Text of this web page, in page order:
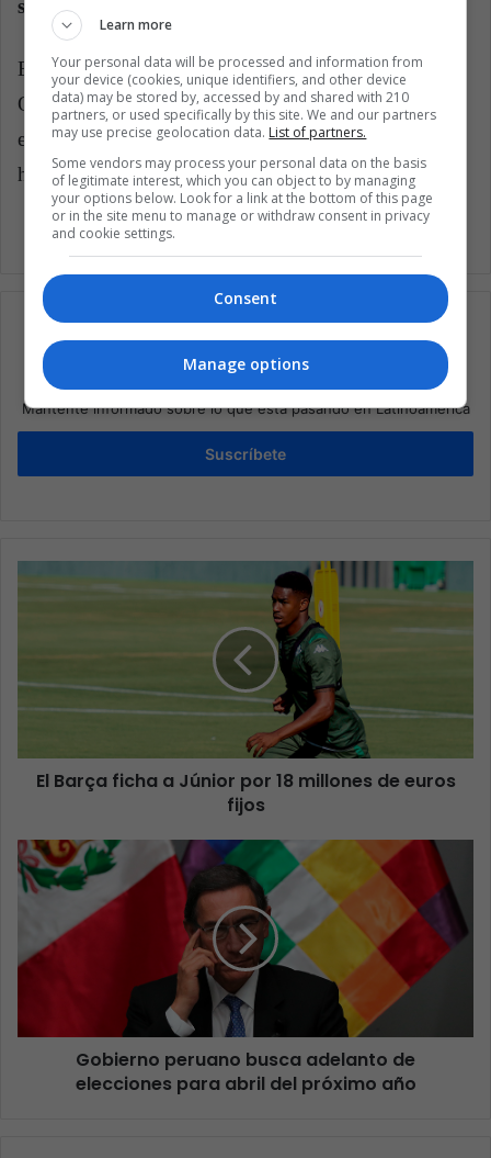
semana.
El presidente de México, Andrés Manuel López
Obrador, confirmó que tres ciudadanos mexicanos
están entre los fallecidos y al menos seis entre los
heridos.
Suscríbete a nuestra lista de correos
Mantente informado sobre lo que está pasando en Latinoamérica
Suscríbete
El Barça ficha a Júnior por 18 millones de euros
fijos
Gobierno peruano busca adelanto de
elecciones para abril del próximo año
Learn more
Your personal data will be processed and information from
your device (cookies, unique identifiers, and other device
data) may be stored by, accessed by and shared with 210
partners, or used specifically by this site. We and our partners
may use precise geolocation data. List of partners.
Some vendors may process your personal data on the basis
of legitimate interest, which you can object to by managing
your options below. Look for a link at the bottom of this page
or in the site menu to manage or withdraw consent in privacy
and cookie settings.
Consent
Manage options